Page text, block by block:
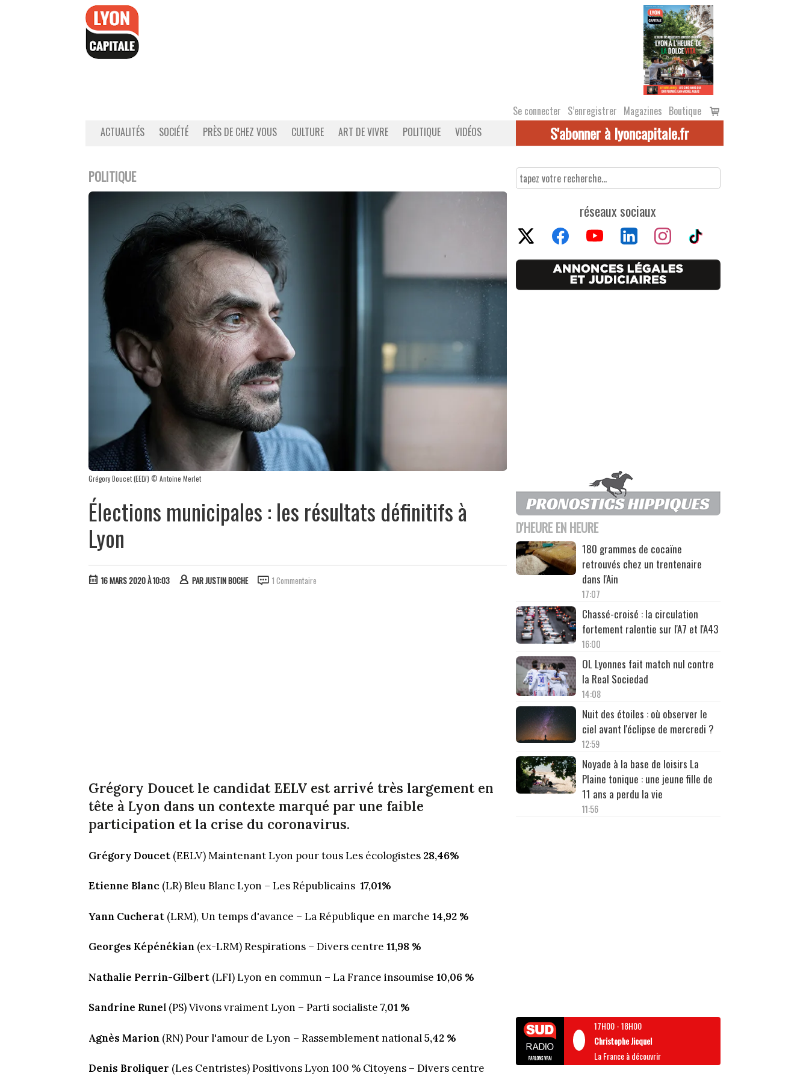
Se connecter S’enregistrer Magazines Boutique
Voir
le
ACTUALITÉS SOCIÉTÉ PRÈS DE CHEZ VOUS CULTURE ART DE VIVRE POLITIQUE VIDÉOS S'abonner à lyoncapitale.fr
POLITIQUE
Grégory Doucet (EELV) © Antoine Merlet
Élections municipales : les résultats définitifs à
Lyon
16 MARS 2020 À 10:03 PARJUSTIN BOCHE 1 Commentaire
Grégory Doucet le candidat EELV est arrivé très largement en
tête à Lyon dans un contexte marqué par une faible
participation et la crise du coronavirus.
Grégory Doucet (EELV) Maintenant Lyon pour tous Les écologistes 28,46%
Etienne Blanc (LR) Bleu Blanc Lyon – Les Républicains 17,01%
Yann Cucherat (LRM), Un temps d'avance – La République en marche 14,92 %
Georges Képénékian (ex-LRM) Respirations – Divers centre 11,98 %
Nathalie Perrin-Gilbert (LFI) Lyon en commun – La France insoumise 10,06 %
Sandrine Runel (PS) Vivons vraiment Lyon – Parti socialiste 7,01 %
Agnès Marion (RN) Pour l'amour de Lyon – Rassemblement national5,42 %
Denis Broliquer (Les Centristes) Positivons Lyon 100 % Citoyens – Divers centre
réseaux sociaux
D'HEURE EN HEURE
180 grammes de cocaïne
retrouvés chez un trentenaire
dans l'Ain
17:07
Chassé-croisé : la circulation
fortement ralentie sur l'A7 et l'A43
16:00
OL Lyonnes fait match nul contre
la Real Sociedad
14:08
Nuit des étoiles : où observer le
ciel avant l'éclipse de mercredi ?
12:59
Noyade à la base de loisirs La
Plaine tonique : une jeune fille de
11 ans a perdu la vie
11:56
17H00-18H00
Christophe Jicquel
La France à découvrir